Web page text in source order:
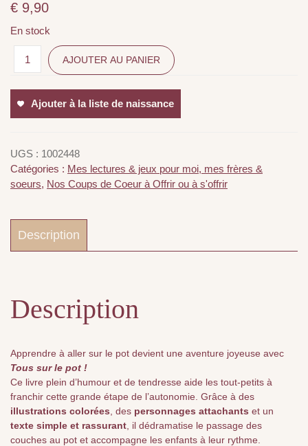
€ 9,90
En stock
AJOUTER AU PANIER
Ajouter à la liste de naissance
UGS : 1002448
Catégories : Mes lectures & jeux pour moi, mes frères &
soeurs, Nos Coups de Coeur à Offrir ou à s'offrir
Description
Description
Apprendre à aller sur le pot devient une aventure joyeuse avec
Tous sur le pot !
Ce livre plein d’humour et de tendresse aide les tout-petits à
franchir cette grande étape de l’autonomie. Grâce à des
illustrations colorées , des personnages attachants et un
texte simple et rassurant , il dédramatise le passage des
couches au pot et accompagne les enfants à leur rythme.